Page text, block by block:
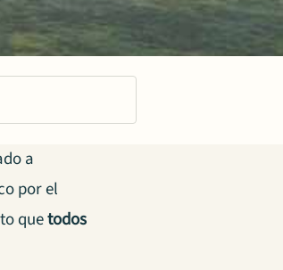
a
por el
quetodos